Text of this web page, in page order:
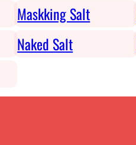
Maskking Salt
Naked Salt